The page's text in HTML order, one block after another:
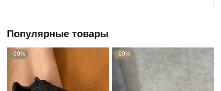
Популярные товары
-69% -69%